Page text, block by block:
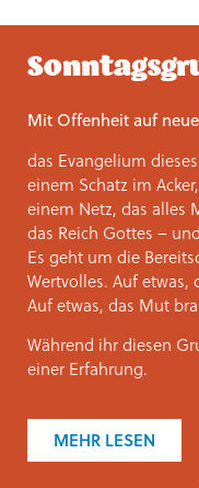
Mit Offenheit auf
das Evangelium
einem Schatz im
einem Netz, das alles
das Reich Gottes –
Es geht um die
Wertvolles. Auf
Auf etwas, das Mut
Während ihr diesen
einer Erfahrung.
MEHR LESEN